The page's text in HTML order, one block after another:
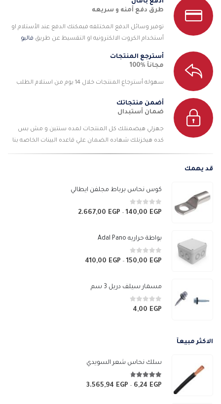
طرق دفع أمنه و سريعه
توفير وسائل الدفع المختلفه فيمكنك الدفع عند الأستلام او
أستخدام الكروت الالكترونيه او التقسيط عن طريق فاليو
أسترجع المنتجات
مجانآ %100
سهوله أسترجاع المنتجات خلال 14 يوم من استلام الطلب
أضمن منتجاتك
ضمان أستبدال
جهزلي هيضمنلك كل المنتجات لمده سنتين و مش بس
كده هيخزنلك شهاده الضمان علي قاعده البينات الخاصه بنا
قد يهمك
كوس نحاس برباط مجلفن ايطالي
0من 5140,00 EGP
–
2.667,00 EGP
بواطة حراريه Adal Pano
0من 5150,00 EGP
–
410,00 EGP
مسمار سيلف دريل 3 سم
0من 54,00 EGP
الاكثر مبيعآ
سلك نحاس شعر السويدي
4.67 من 5
6,24 EGP
–
3.565,94 EGP
نطاق